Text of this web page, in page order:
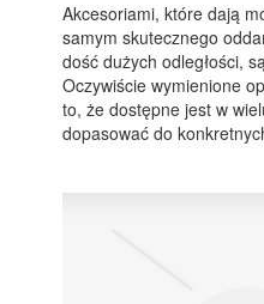
Akcesoriami, które dają
samym skutecznego
dość dużych odległości,
Oczywiście wymienione
to, że dostępne jest w
dopasować do